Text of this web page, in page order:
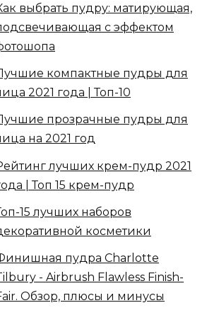
выбрать пудру: матирующая,
с эффектом
компактные пудры для
2021 года | Топ-10
прозрачные пудры для
на 2021 год
лучших крем-пудр 2021
| Топ 15 крем-пудр
15 лучших наборов
косметики
пудра Charlotte
- Airbrush Flawless Finish-
Обзор, плюсы и минусы